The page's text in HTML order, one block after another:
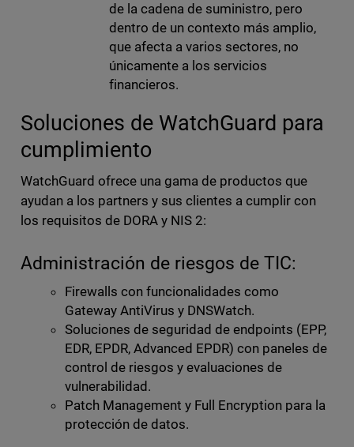
de la cadena de suministro, pero
dentro de un contexto más amplio,
que afecta a varios sectores, no
únicamente a los servicios
financieros.
Soluciones de WatchGuard para
cumplimiento
WatchGuard ofrece una gama de productos que
ayudan a los partners y sus clientes a cumplir con
los requisitos de DORA y NIS 2:
Administración de riesgos de TIC:
Firewalls con funcionalidades como
Gateway AntiVirus y DNSWatch.
Soluciones de seguridad de endpoints (EPP,
EDR, EPDR, Advanced EPDR) con paneles de
control de riesgos y evaluaciones de
vulnerabilidad.
Patch Management y Full Encryption para la
protección de datos.